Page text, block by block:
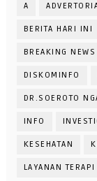
A
BERITA HARI INI
BREAKING NEWS
DISKOMINFO
DR.SOEROTO
INFO
KESEHATAN
LAYANAN